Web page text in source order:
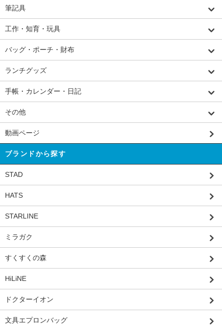
筆記具
工作・知育・玩具
バッグ・ポーチ・財布
ランチグッズ
手帳・カレンダー・日記
その他
動画ページ
ブランドから探す
STAD
HATS
STARLINE
ミラガク
すくすくの森
HiLiNE
ドクターイオン
文具エプロンバッグ